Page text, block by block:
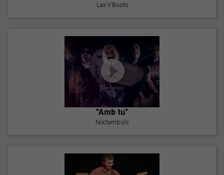
Lax'n'Busto
"Amb tu"
Nöctambuls